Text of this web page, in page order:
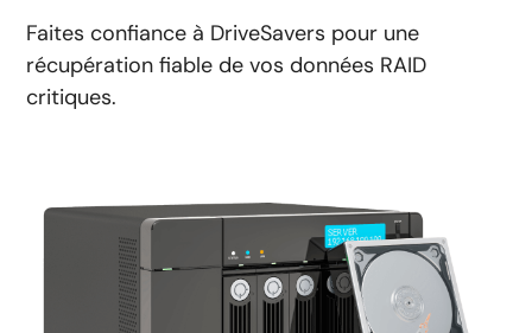
Faites confiance à DriveSavers pour une
récupération fiable de vos données RAID
critiques.